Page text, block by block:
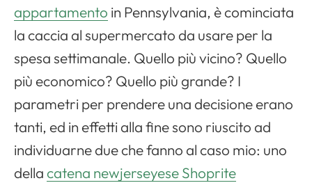
appartamento in Pennsylvania, è cominciata
la caccia al supermercato da usare per la
spesa settimanale. Quello più vicino? Quello
più economico? Quello più grande? I
parametri per prendere una decisione erano
tanti, ed in effetti alla fine sono riuscito ad
individuarne due che fanno al caso mio: uno
dellacatena newjerseyese Shoprite